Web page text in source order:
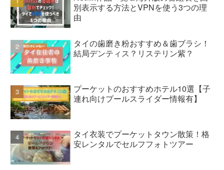
別表示する方法とVPNを使う3つの理
由
タイの歯磨き粉おすすめ＆歯ブラシ！
結局デンティス？リステリン紫？
プーケットのおすすめホテル10選【子
連れ向けプールスライダー情報有】
タイ衣装でプーケットタウン散策！格
安レンタルでセルフフォトツアー